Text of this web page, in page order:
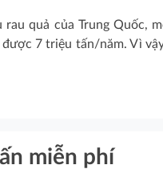
rau quả của Trung
7 triệu tấn/năm. Vì
miễn phí